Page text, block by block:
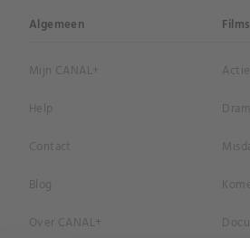
Algemeen
Mijn CANAL+
Help
Contact
Blog
Over CANAL+
Actie